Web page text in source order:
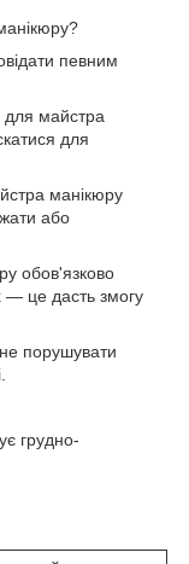
певним
для майстра
для
манікюру
або
обов'язково
— це дасть змогу
порушувати
грудно-